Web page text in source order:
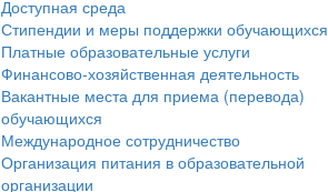
Доступная среда
Стипендии и меры поддержки обучающихся
Платные образовательные услуги
Финансово-хозяйственная деятельность
Вакантные места для приема (перевода)
обучающихся
Международное сотрудничество
Организация питания в образовательной
организации